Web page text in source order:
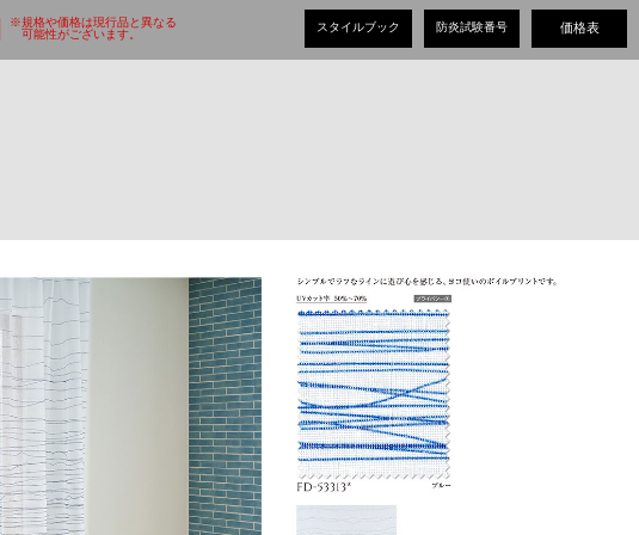
※規格や価格は現行品と異なる
可能性がございます。
スタイルブック 価格表
防炎試験番号